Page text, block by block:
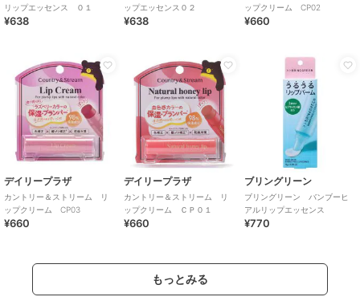
リップエッセンス ０１
¥638
ップエッセンス０２
¥638
ップクリーム CP02
¥660
デイリープラザ
カントリー＆ストリーム リ
ップクリーム CP03
¥660
デイリープラザ
カントリー＆ストリーム リ
ップクリーム ＣＰ０１
¥660
ブリングリーン
ブリングリーン バンブーヒ
アルリップエッセンス
¥770
もっとみる